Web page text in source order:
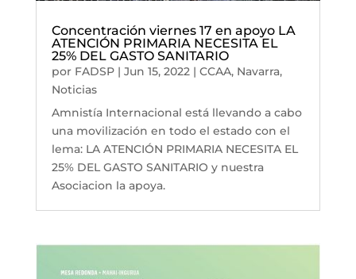
Concentración viernes 17 en apoyo LA
ATENCIÓN PRIMARIA NECESITA EL
25% DEL GASTO SANITARIO
por FADSP| Jun 15, 2022| CCAA, Navarra,
Noticias
Amnistía Internacional está llevando a cabo
una movilización en todo el estado con el
lema: LA ATENCIÓN PRIMARIA NECESITA EL
25% DEL GASTO SANITARIO y nuestra
Asociacion la apoya.